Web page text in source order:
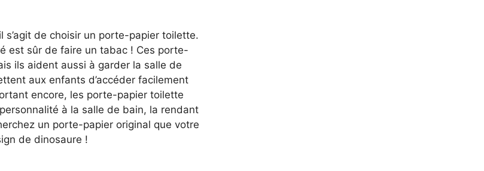
s’agit de choisir un porte-papier toilette.
est sûr de faire un tabac ! Ces porte-
ils aident aussi à garder la salle de
aux enfants d’accéder facilement
encore, les porte-papier toilette
à la salle de bain, la rendant
un porte-papier original que votre
de dinosaure !